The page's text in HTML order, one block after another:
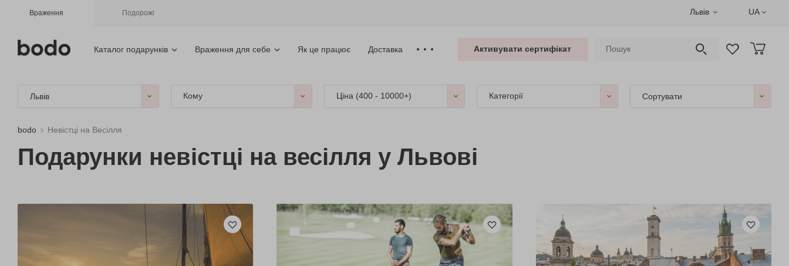
Враження Подорожі Львів UA
Каталог подарунків Враження для себе Як це працює Доставка Активувати сертифікат
Львів Кому Ціна (400 - 10000+) Категорії Сортувати
bodo Невістці на Весілля
Подарунки невістці на весілля у Львові